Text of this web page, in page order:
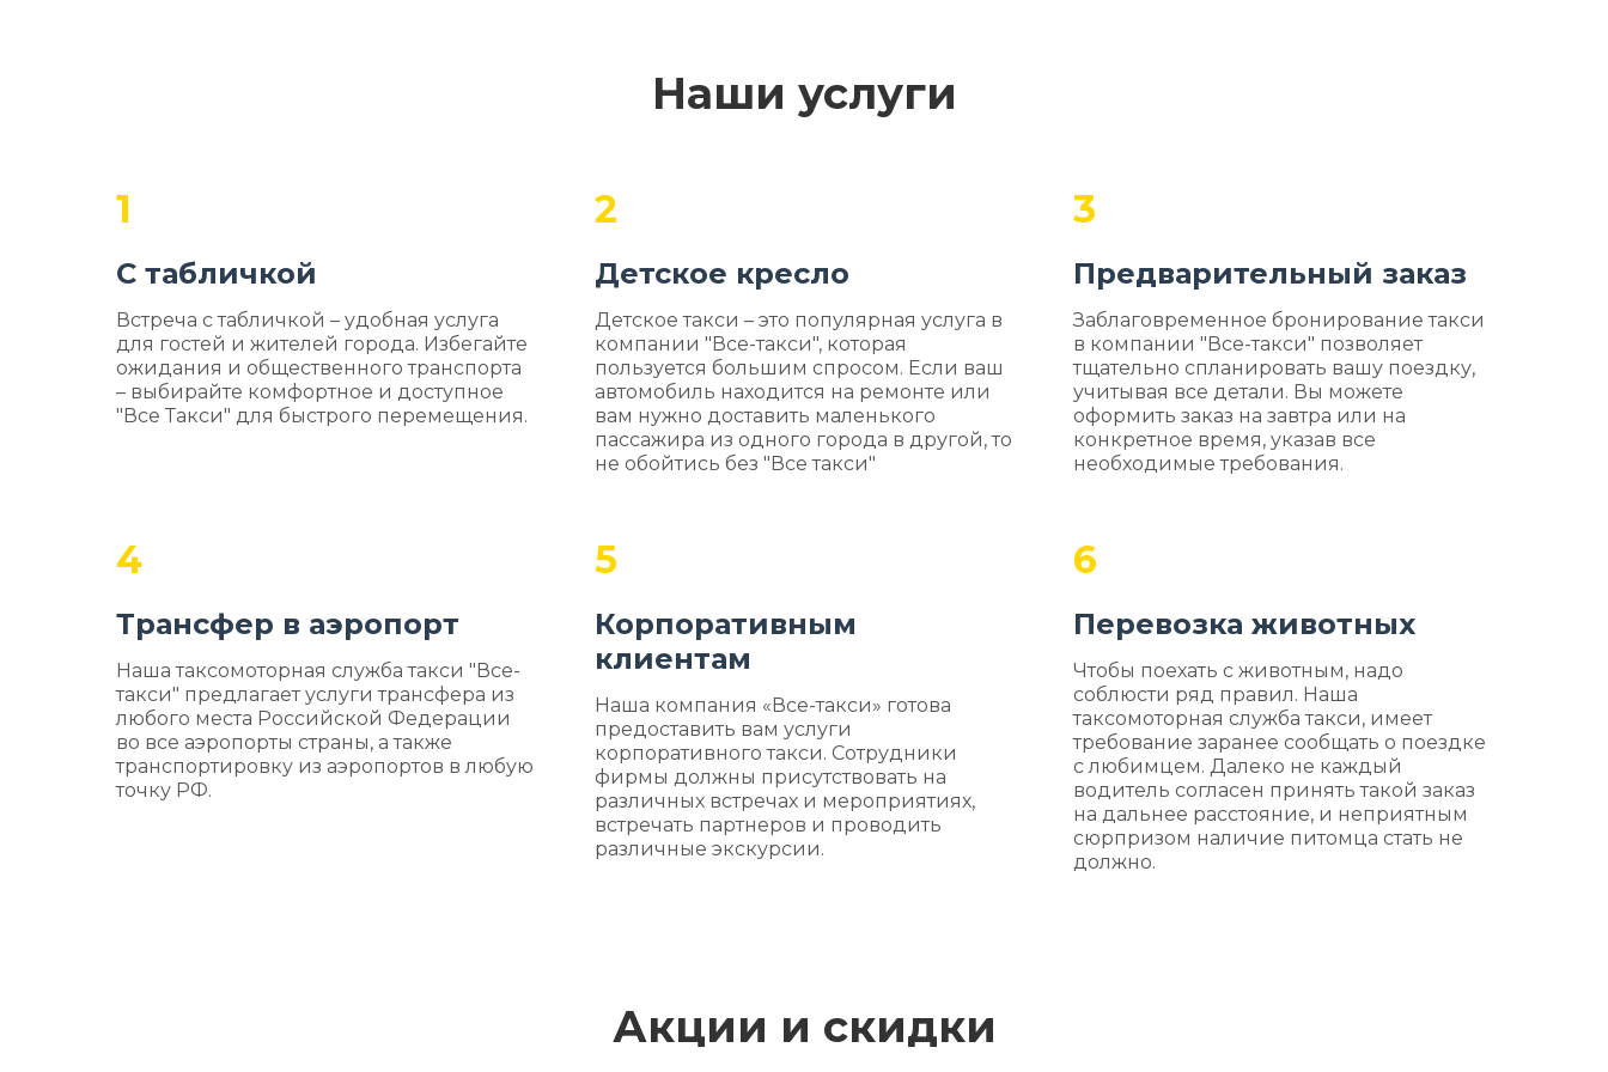
Наши услуги
1
С табличкой
Встреча с табличкой – удобная услуга
для гостей и жителей города. Избегайте
ожидания и общественного транспорта
– выбирайте комфортное и доступное
"Все Такси" для быстрого перемещения.
2
Детское кресло
Детское такси – это популярная услуга в
компании "Все-такси", которая
пользуется большим спросом. Если ваш
автомобиль находится на ремонте или
вам нужно доставить маленького
пассажира из одного города в другой, то
не обойтись без "Все такси"
3
Предварительный заказ
Заблаговременное бронирование такси
в компании "Все-такси" позволяет
тщательно спланировать вашу поездку,
учитывая все детали. Вы можете
оформить заказ на завтра или на
конкретное время, указав все
необходимые требования.
4
Трансфер в аэропорт
Наша таксомоторная служба такси "Все-
такси" предлагает услуги трансфера из
любого места Российской Федерации
во все аэропорты страны, а также
транспортировку из аэропортов в любую
точку РФ.
5
Корпоративным
клиентам
Наша компания «Все-такси» готова
предоставить вам услуги
корпоративного такси. Сотрудники
фирмы должны присутствовать на
различных встречах и мероприятиях,
встречать партнеров и проводить
различные экскурсии.
6
Перевозка животных
Чтобы поехать с животным, надо
соблюсти ряд правил. Наша
таксомоторная служба такси, имеет
требование заранее сообщать о поездке
с любимцем. Далеко не каждый
водитель согласен принять такой заказ
на дальнее расстояние, и неприятным
сюрпризом наличие питомца стать не
должно.
Акции и скидки